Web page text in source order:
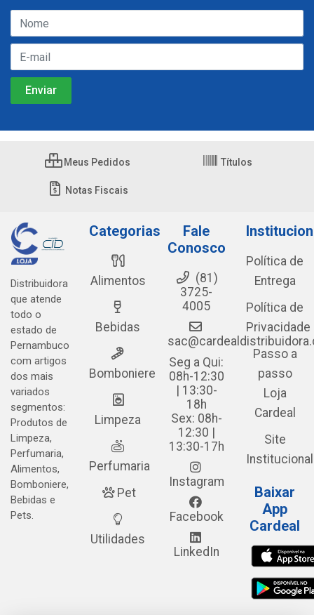
Meus Pedidos Títulos
Notas Fiscais
Distribuidora
que atende
todo o
estado de
Pernambuco
com artigos
dos mais
variados
segmentos:
Produtos de
Limpeza,
Perfumaria,
Alimentos,
Bomboniere,
Bebidas e
Pets.
Categorias
Alimentos
Bebidas
Bomboniere
Limpeza
Perfumaria
Pet
Utilidades
Fale
Conosco
(81)
3725-
4005
Seg a Qui:
08h-12:30
| 13:30-
18h
Sex: 08h-
12:30 |
13:30-17h
Instagram
Facebook
LinkedIn
Política de
Entrega
Política de
Privacidade
Passo a
passo
Loja
Cardeal
Site
Institucional
Baixar
App
Cardeal